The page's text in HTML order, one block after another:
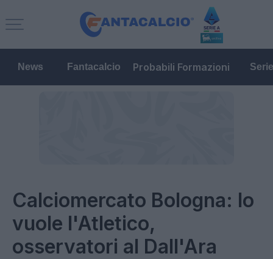
News Fantacalcio Probabili Formazioni
Calciomercato Bologna: lo
vuole l'Atletico,
osservatori al Dall'Ara